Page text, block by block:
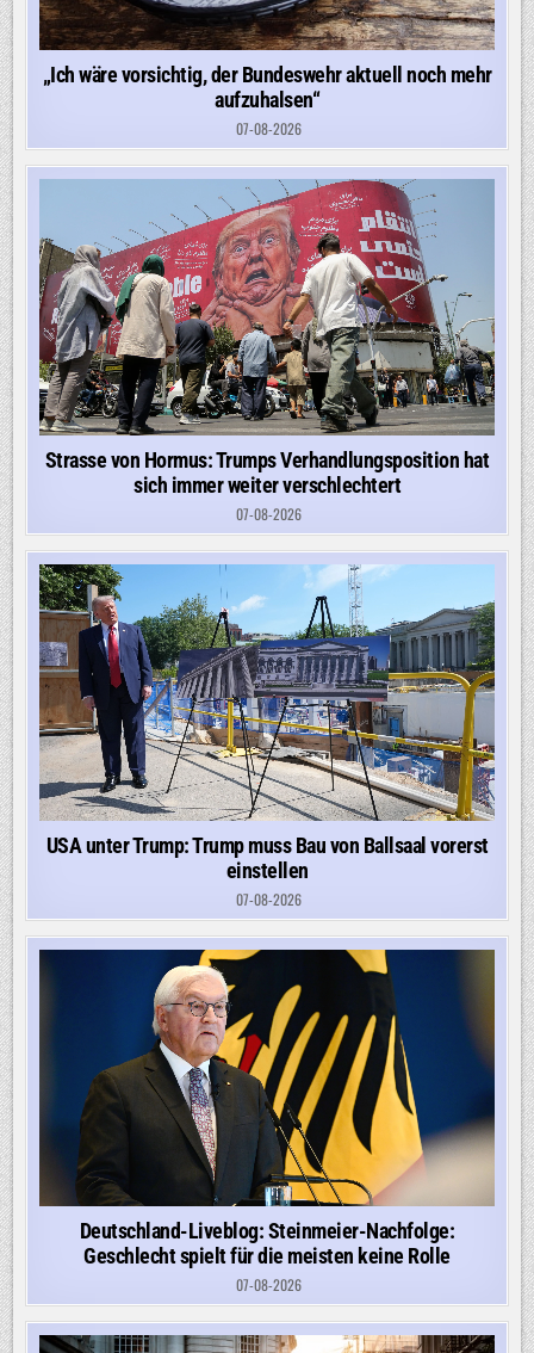
„Ich wäre vorsichtig, der Bundeswehr aktuell noch mehr
aufzuhalsen“
07-08-2026
Strasse von Hormus: Trumps Verhandlungsposition hat
sich immer weiter verschlechtert
07-08-2026
USA unter Trump: Trump muss Bau von Ballsaal vorerst
einstellen
07-08-2026
Deutschland-Liveblog: Steinmeier-Nachfolge:
Geschlecht spielt für die meisten keine Rolle
07-08-2026